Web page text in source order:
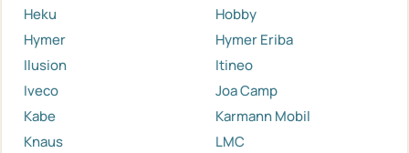
Heku
Hobby
Hymer
Hymer Eriba
Ilusion
Itineo
Iveco
Joa Camp
Kabe
Karmann Mobil
Knaus
LMC